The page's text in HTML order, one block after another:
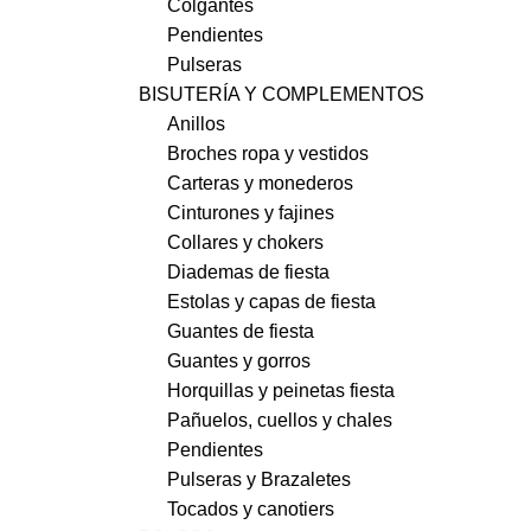
Colgantes
Pendientes
Pulseras
BISUTERÍA Y COMPLEMENTOS
Anillos
Broches ropa y vestidos
Carteras y monederos
Cinturones y fajines
Collares y chokers
Diademas de fiesta
Estolas y capas de fiesta
Guantes de fiesta
Guantes y gorros
Horquillas y peinetas fiesta
Pañuelos, cuellos y chales
Pendientes
Pulseras y Brazaletes
Tocados y canotiers